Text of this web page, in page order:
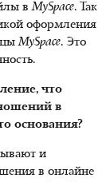
вMySpace. Так
оформления
MySpace. Это
что
в
основания?
и
в онлайне